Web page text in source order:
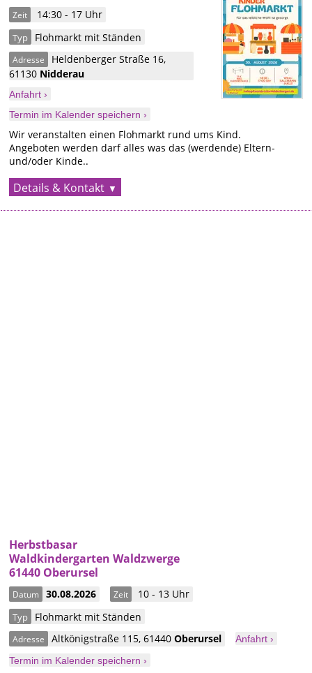
Zeit 14:30 - 17 Uhr
Typ Flohmarkt mit Ständen
Adresse Heldenberger Straße 16,
61130 Nidderau
Anfahrt ›
Termin im Kalender speichern ›
Wir veranstalten einen Flohmarkt rund ums Kind.
Angeboten werden darf alles was das (werdende) Eltern-
und/oder Kinde..
Details & Kontakt
Herbstbasar
Waldkindergarten Waldzwerge
61440 Oberursel
Datum 30.08.2026 Zeit 10 - 13 Uhr
Typ Flohmarkt mit Ständen
Adresse Altkönigstraße 115,61440Oberursel
Anfahrt ›
Termin im Kalender speichern ›